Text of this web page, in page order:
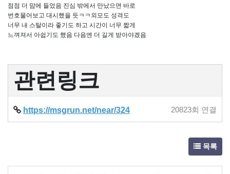
점점 더 맘에 들었음 진심 밖에서 만났으면 바로
번호물어보고 대시했을 듯ㅋㅋ외모도 성격도
너무 내 스탈이라 좋기도 하고 시간이 너무 짧게
느껴져서 아쉽기도 했음 다음엔 더 길게 받아야겠음
관련링크
https://msgrun.net/near/324 20823회 연결
목록